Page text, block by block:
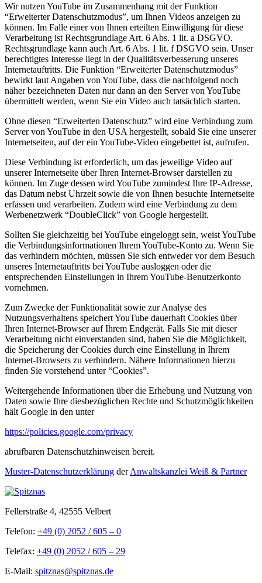
Wir nutzen YouTube im Zusammenhang mit der Funktion
“Erweiterter Datenschutzmodus”, um Ihnen Videos anzeigen zu
können. Im Falle einer von Ihnen erteilten Einwilligung für diese
Verarbeitung ist Rechtsgrundlage Art. 6 Abs. 1 lit. a DSGVO.
Rechtsgrundlage kann auch Art. 6 Abs. 1 lit. f DSGVO sein. Unser
berechtigtes Interesse liegt in der Qualitätsverbesserung unseres
Internetauftritts. Die Funktion “Erweiterter Datenschutzmodus”
bewirkt laut Angaben von YouTube, dass die nachfolgend noch
näher bezeichneten Daten nur dann an den Server von YouTube
übermittelt werden, wenn Sie ein Video auch tatsächlich starten.
Ohne diesen “Erweiterten Datenschutz” wird eine Verbindung zum
Server von YouTube in den USA hergestellt, sobald Sie eine unserer
Internetseiten, auf der ein YouTube-Video eingebettet ist, aufrufen.
Diese Verbindung ist erforderlich, um das jeweilige Video auf
unserer Internetseite über Ihren Internet-Browser darstellen zu
können. Im Zuge dessen wird YouTube zumindest Ihre IP-Adresse,
das Datum nebst Uhrzeit sowie die von Ihnen besuchte Internetseite
erfassen und verarbeiten. Zudem wird eine Verbindung zu dem
Werbenetzwerk “DoubleClick” von Google hergestellt.
Sollten Sie gleichzeitig bei YouTube eingeloggt sein, weist YouTube
die Verbindungsinformationen Ihrem YouTube-Konto zu. Wenn Sie
das verhindern möchten, müssen Sie sich entweder vor dem Besuch
unseres Internetauftritts bei YouTube ausloggen oder die
entsprechenden Einstellungen in Ihrem YouTube-Benutzerkonto
vornehmen.
Zum Zwecke der Funktionalität sowie zur Analyse des
Nutzungsverhaltens speichert YouTube dauerhaft Cookies über
Ihren Internet-Browser auf Ihrem Endgerät. Falls Sie mit dieser
Verarbeitung nicht einverstanden sind, haben Sie die Möglichkeit,
die Speicherung der Cookies durch eine Einstellung in Ihrem
Internet-Browsers zu verhindern. Nähere Informationen hierzu
finden Sie vorstehend unter “Cookies”.
Weitergehende Informationen über die Erhebung und Nutzung von
Daten sowie Ihre diesbezüglichen Rechte und Schutzmöglichkeiten
hält Google in den unter
https://policies.google.com/privacy
abrufbaren Datenschutzhinweisen bereit.
Muster-Datenschutzerklärung derAnwaltskanzlei Weiß & Partner
Fellerstraße 4, 42555 Velbert
Telefon: +49 (0) 2052 / 605 – 0
Telefax: +49 (0) 2052 / 605 – 29
E-Mail: spitznas@spitznas.de